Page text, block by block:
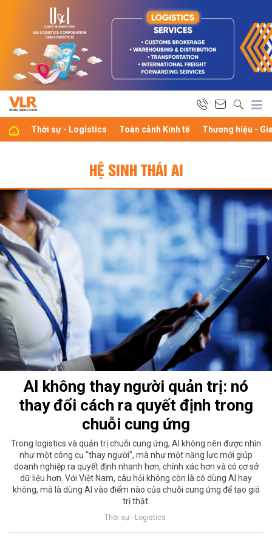
Thời sự - Logistics Toàn cảnh Kinh tế Thương hiệu -
HỆ SINH THÁI AI
AI không thay người quản trị: nó
thay đổi cách ra quyết định trong
chuỗi cung ứng
Trong logistics và quản trị chuỗi cung ứng, AI không nên được nhìn
như một công cụ “thay người”, mà như một năng lực mới giúp
doanh nghiệp ra quyết định nhanh hơn, chính xác hơn và có cơ sở
dữ liệu hơn. Với Việt Nam, câu hỏi không còn là có dùng AI hay
không, mà là dùng AI vào điểm nào của chuỗi cung ứng để tạo giá
trị thật.
Thời sự - Logistics